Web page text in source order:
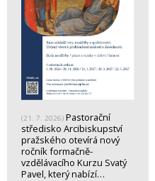
(21. 7. 2026) Pastorační
středisko Arcibiskupství
pražského otevírá nový
ročník formačně-
vzdělávacího Kurzu Svatý
Pavel, který nabízí…